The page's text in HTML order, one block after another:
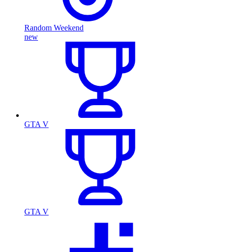
Random Weekend
new
GTA V
GTA V